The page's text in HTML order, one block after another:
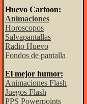
Huevo Cartoon:
Animaciones
Horoscopos
Salvapantallas
Radio Huevo
Fondos de pantalla
El mejor humor:
Animaciones Flash
Juegos Flash
PPS Powerpoints